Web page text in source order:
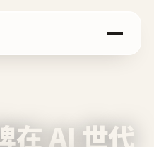
在 AI 世代